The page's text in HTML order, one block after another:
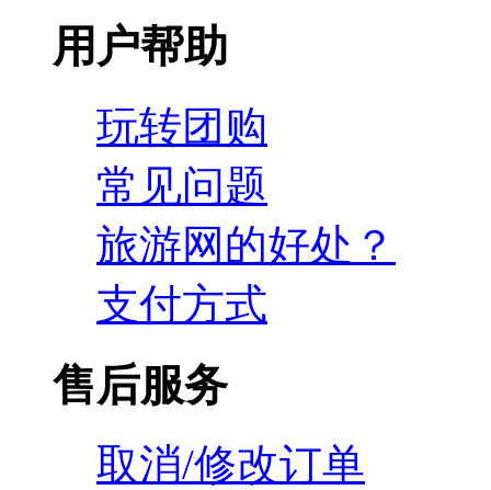
用户帮助
玩转团购
常见问题
旅游网的好处？
支付方式
售后服务
取消/修改订单